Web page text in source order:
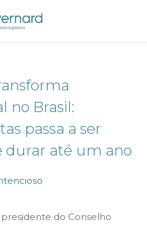
no Brasil:
passa a ser
durar até um ano
do Conselho